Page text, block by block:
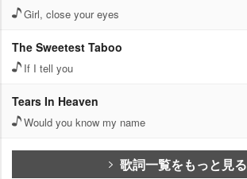
Girl, close your eyes
The Sweetest Taboo
If I tell you
Tears In Heaven
Would you know my name
歌詞一覧をもっと見る